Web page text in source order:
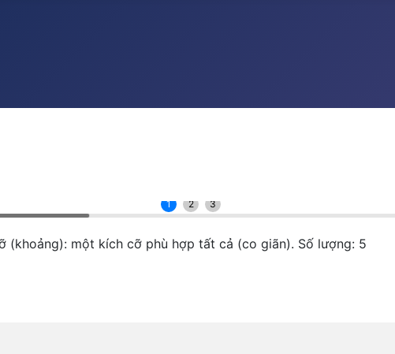
1 2 3
(khoảng): một kích cỡ phù hợp tất cả (co giãn). Số lượng: 5